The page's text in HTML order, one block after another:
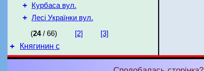
+ Курбаса вул.
+ Лесі Українки вул.
(24/ 66) [2] [3]
+ Княгинин с